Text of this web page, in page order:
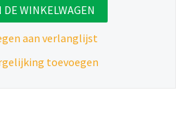
DE WINKELWAGEN
aan verlanglijst
toevoegen